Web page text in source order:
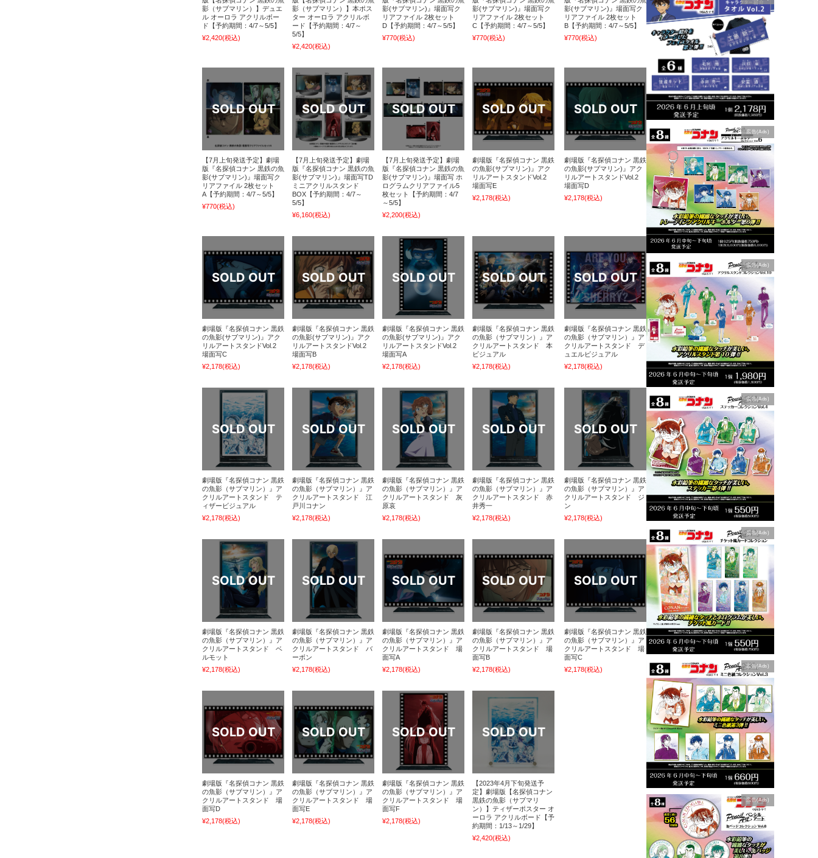
広告(Ads)
広告(Ads)
広告(Ads)
広告(Ads)
広告(Ads)
広告(Ads)
影（サブマリン）】デュエ
ル オーロラ アクリルボー
ド【予約期間：4/7～5/5】
¥2,420(税込)
影（サブマリン）】本ポス
ター オーロラ アクリルボ
ード【予約期間：4/7～
5/5】
¥2,420(税込)
影(サブマリン)』場面写ク
リアファイル 2枚セット
D【予約期間：4/7～5/5】
¥770(税込)
影(サブマリン)』場面写ク
リアファイル 2枚セット
C【予約期間：4/7～5/5】
¥770(税込)
影(サブマリン)』場面写ク
リアファイル 2枚セット
B【予約期間：4/7～5/5】
¥770(税込)
【7月上旬発送予定】劇場
版『名探偵コナン 黒鉄の魚
影(サブマリン)』場面写ク
リアファイル 2枚セット
A【予約期間：4/7～5/5】
¥770(税込)
【7月上旬発送予定】劇場
版『名探偵コナン 黒鉄の魚
影(サブマリン)』場面写TD
ミニアクリルスタンド
BOX【予約期間：4/7～
5/5】
¥6,160(税込)
【7月上旬発送予定】劇場
版『名探偵コナン 黒鉄の魚
影(サブマリン)』場面写 ホ
ログラムクリアファイル5
枚セット【予約期間：4/7
～5/5】
¥2,200(税込)
劇場版『名探偵コナン 黒鉄
の魚影(サブマリン)』アク
リルアートスタンドVol.2
場面写E
¥2,178(税込)
劇場版『名探偵コナン 黒鉄
の魚影(サブマリン)』アク
リルアートスタンドVol.2
場面写D
¥2,178(税込)
劇場版『名探偵コナン 黒鉄
の魚影(サブマリン)』アク
リルアートスタンドVol.2
場面写C
¥2,178(税込)
劇場版『名探偵コナン 黒鉄
の魚影(サブマリン)』アク
リルアートスタンドVol.2
場面写B
¥2,178(税込)
劇場版『名探偵コナン 黒鉄
の魚影(サブマリン)』アク
リルアートスタンドVol.2
場面写A
¥2,178(税込)
劇場版『名探偵コナン 黒鉄
の魚影（サブマリン）』ア
クリルアートスタンド 本
ビジュアル
¥2,178(税込)
劇場版『名探偵コナン 黒鉄
の魚影（サブマリン）』ア
クリルアートスタンド デ
ュエルビジュアル
¥2,178(税込)
劇場版『名探偵コナン 黒鉄
の魚影（サブマリン）』ア
クリルアートスタンド テ
ィザービジュアル
¥2,178(税込)
劇場版『名探偵コナン 黒鉄
の魚影（サブマリン）』ア
クリルアートスタンド 江
戸川コナン
¥2,178(税込)
劇場版『名探偵コナン 黒鉄
の魚影（サブマリン）』ア
クリルアートスタンド 灰
原哀
¥2,178(税込)
劇場版『名探偵コナン 黒鉄
の魚影（サブマリン）』ア
クリルアートスタンド 赤
井秀一
¥2,178(税込)
劇場版『名探偵コナン 黒鉄
の魚影（サブマリン）』ア
クリルアートスタンド ジ
ン
¥2,178(税込)
劇場版『名探偵コナン 黒鉄
の魚影（サブマリン）』ア
クリルアートスタンド ベ
ルモット
¥2,178(税込)
劇場版『名探偵コナン 黒鉄
の魚影（サブマリン）』ア
クリルアートスタンド バ
ーボン
¥2,178(税込)
劇場版『名探偵コナン 黒鉄
の魚影（サブマリン）』ア
クリルアートスタンド 場
面写A
¥2,178(税込)
劇場版『名探偵コナン 黒鉄
の魚影（サブマリン）』ア
クリルアートスタンド 場
面写B
¥2,178(税込)
劇場版『名探偵コナン 黒鉄
の魚影（サブマリン）』ア
クリルアートスタンド 場
面写C
¥2,178(税込)
劇場版『名探偵コナン 黒鉄
の魚影（サブマリン）』ア
クリルアートスタンド 場
面写D
¥2,178(税込)
劇場版『名探偵コナン 黒鉄
の魚影（サブマリン）』ア
クリルアートスタンド 場
面写E
¥2,178(税込)
劇場版『名探偵コナン 黒鉄
の魚影（サブマリン）』ア
クリルアートスタンド 場
面写F
¥2,178(税込)
【2023年4月下旬発送予
定】劇場版【名探偵コナン
黒鉄の魚影（サブマリ
ン）】ティザーポスター オ
ーロラ アクリルボード【予
約期間：1/13～1/29】
¥2,420(税込)